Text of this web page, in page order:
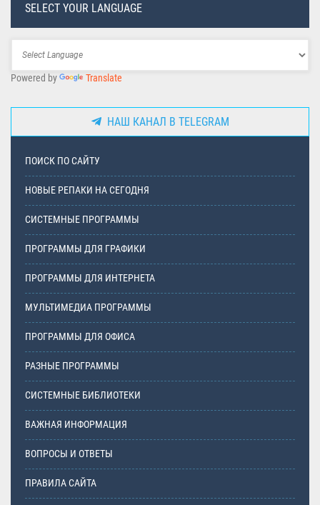
SELECT YOUR LANGUAGE
Powered by Translate
НАШ КАНАЛ В TELEGRAM
ПОИСК ПО САЙТУ
НОВЫЕ РЕПАКИ НА СЕГОДНЯ
СИСТЕМНЫЕ ПРОГРАММЫ
ПРОГРАММЫ ДЛЯ ГРАФИКИ
ПРОГРАММЫ ДЛЯ ИНТЕРНЕТА
МУЛЬТИМЕДИА ПРОГРАММЫ
ПРОГРАММЫ ДЛЯ ОФИСА
РАЗНЫЕ ПРОГРАММЫ
СИСТЕМНЫЕ БИБЛИОТЕКИ
ВАЖНАЯ ИНФОРМАЦИЯ
ВОПРОСЫ И ОТВЕТЫ
ПРАВИЛА САЙТА